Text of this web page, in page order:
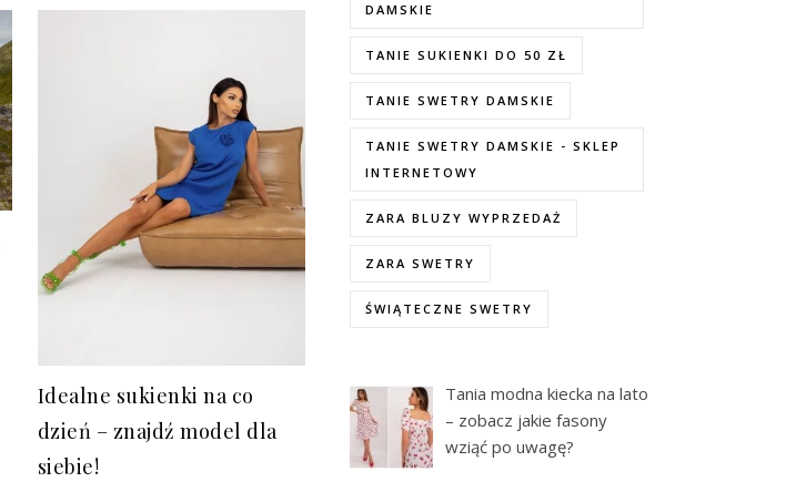
Idealne sukienki na co
dzień – znajdź model dla
siebie!
DAMSKIE
TANIE SUKIENKI DO 50 ZŁ
TANIE SWETRY DAMSKIE
TANIE SWETRY DAMSKIE - SKLEP
INTERNETOWY
ZARA BLUZY WYPRZEDAŻ
ZARA SWETRY
ŚWIĄTECZNE SWETRY
Tania modna kiecka na lato
– zobacz jakie fasony
wziąć po uwagę?